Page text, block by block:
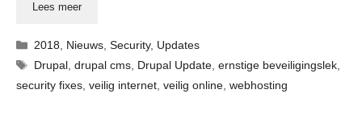
Lees meer
Categorieën
2018 Nieuws ,Security, Updates
Tags
Drupal ,drupal cms Drupal Update ,ernstige beveiligingslek
security fixes veilig internet veilig online webhosting